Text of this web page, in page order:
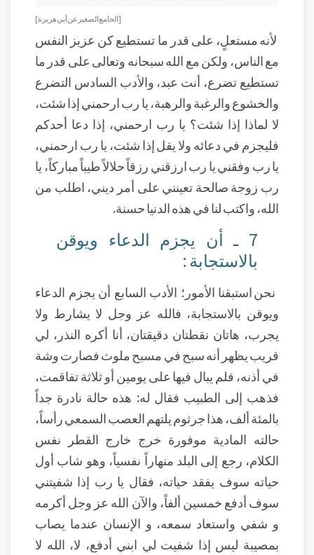
[ الجامع الصغير عن أبي هريرة ]
لأنه مستعلٍ، على قدر ما تستطيع كن عزيز النفس
مع الناس، ولكن مع الله سبحانه وتعالى على قدر ما
تستطيع تضرع، أنت عبد، والأدب السادس التضرع
والخشوع والرغبة والرهبة، يا رب ارحمني إذا شئت،
لا لماذا إذا شئت؟ يا رب ارحمني، إذا دعا أحدكم
فليجزم في دعائه ولا يقل إذا شئت، يا رب ارحمني،
يا رب وفقني يا رب ارزقني رزقاً حلالاً طيباً مباركاً، يا
رب زوجة صالحة تعينني على أمر ديني، اطلب من
الله، واكتب لنا في هذه الدنيا حسنة.
7 ـ أن يجزم الدعاء ويوقن
بالاستجابة :
نحن استبقنا الأمور؛ الأدب السابع أن يجزم الدعاء
ويوقن بالاستجابة، فالله عز وجل لا يشارط ولا
يجرب، هاتان نقطتان دقيقتان، أنا أكره النذر، لي
قريب يظهر أنه سبح في مسبح ملوث فصارت وشة
في أذنه، فلم يبال فيها على يومين أو ثلاثة تفاقمت،
فذهب إلى الطبيب فقال له: هذه حالة نادرة جداً
بالمئة ألف، هذا جرثوم يلتهم العصب السمعي رأساً،
حالته المادية موفورة خرج خارج القطر نفس
الكلام، رجع إلى البلد منهاراً نفسياً، وهو شاب أول
حياته سوف يفقد حياته، فقال يا رب إذا شفيتني
سوف أدفع خمسين ألفاً، والآن الله عز وجل أكرمه
و شفي واستعاد سمعه، و الإنسان عندما يصاب
بمصيبة ليس إذا شفيت لي ابني أدفع، لا، الله لا